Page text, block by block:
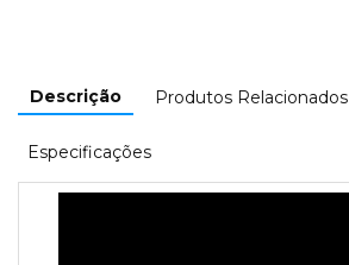
Descrição Produtos Relacionados
Especificações